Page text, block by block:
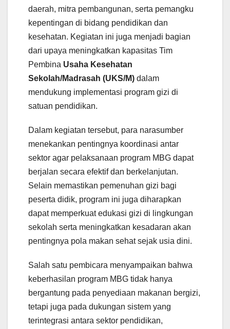
daerah, mitra pembangunan, serta pemangku
kepentingan di bidang pendidikan dan
kesehatan. Kegiatan ini juga menjadi bagian
dari upaya meningkatkan kapasitas Tim
Pembina Usaha Kesehatan
Sekolah/Madrasah (UKS/M) dalam
mendukung implementasi program gizi di
satuan pendidikan.
Dalam kegiatan tersebut, para narasumber
menekankan pentingnya koordinasi antar
sektor agar pelaksanaan program MBG dapat
berjalan secara efektif dan berkelanjutan.
Selain memastikan pemenuhan gizi bagi
peserta didik, program ini juga diharapkan
dapat memperkuat edukasi gizi di lingkungan
sekolah serta meningkatkan kesadaran akan
pentingnya pola makan sehat sejak usia dini.
Salah satu pembicara menyampaikan bahwa
keberhasilan program MBG tidak hanya
bergantung pada penyediaan makanan bergizi,
tetapi juga pada dukungan sistem yang
terintegrasi antara sektor pendidikan,